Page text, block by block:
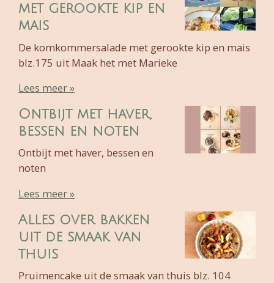
met gerookte kip en
mais
De komkommersalade met gerookte kip en mais
blz.175 uit Maak het met Marieke
Lees meer »
Ontbijt met haver,
bessen en noten
Ontbijt met haver, bessen en
noten
Lees meer »
Alles over bakken
uit de smaak van
thuis
Pruimencake uit de smaak van thuis blz. 104